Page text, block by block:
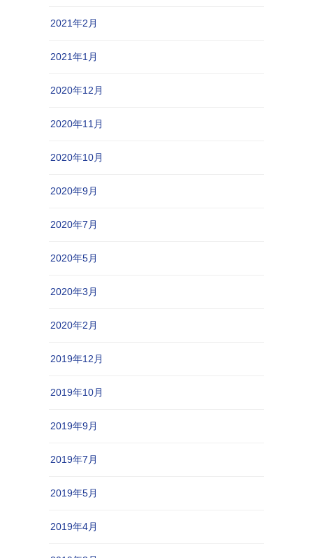
2021年2月
2021年1月
2020年12月
2020年11月
2020年10月
2020年9月
2020年7月
2020年5月
2020年3月
2020年2月
2019年12月
2019年10月
2019年9月
2019年7月
2019年5月
2019年4月